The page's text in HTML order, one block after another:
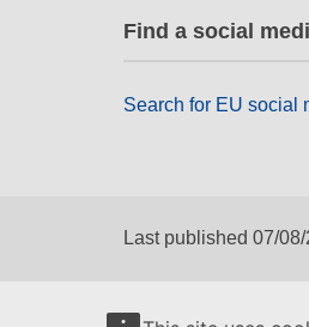
Find a social
Search for EU social
Last published 07/